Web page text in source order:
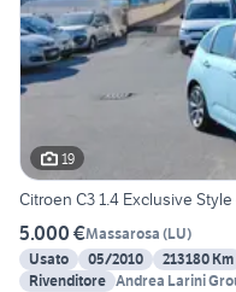
19
Citroen C3 1.4 Exclusive Style
5.000 €Massarosa (LU)
Usato
05/2010 213180 Km
Rivenditore Andrea Larini